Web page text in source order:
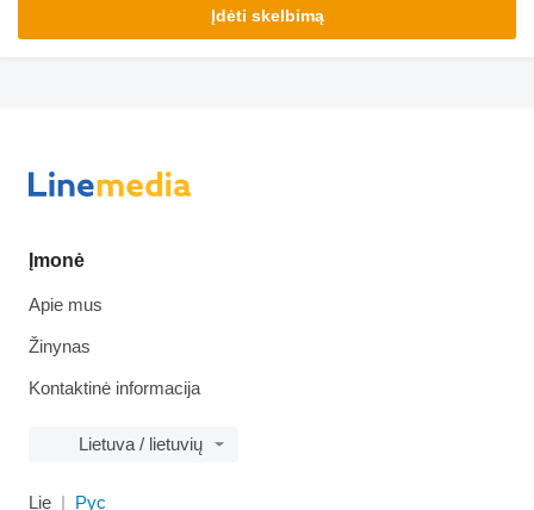
Įdėti skelbimą
Įmonė
Apie mus
Žinynas
Kontaktinė informacija
Lietuva / lietuvių
Lie Рус